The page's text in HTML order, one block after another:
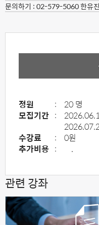
문의하기 :02-579-5060 한유
정원 :
20 명
모집기간 :
수강료
:
0원
추가비용 : .
관련 강좌